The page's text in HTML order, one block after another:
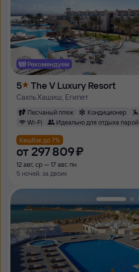
Рекомендуем
5 The V Luxury Resort
Сахль Хашиш, Египет
Песчаный пляж Кондиционер
Wi-Fi
Идеально для отдыха парой
Кешбэк до 7%
от 297 ⁠809 ⁠₽
12 авг, ср — 17 авг, пн
5 ночей, за двоих